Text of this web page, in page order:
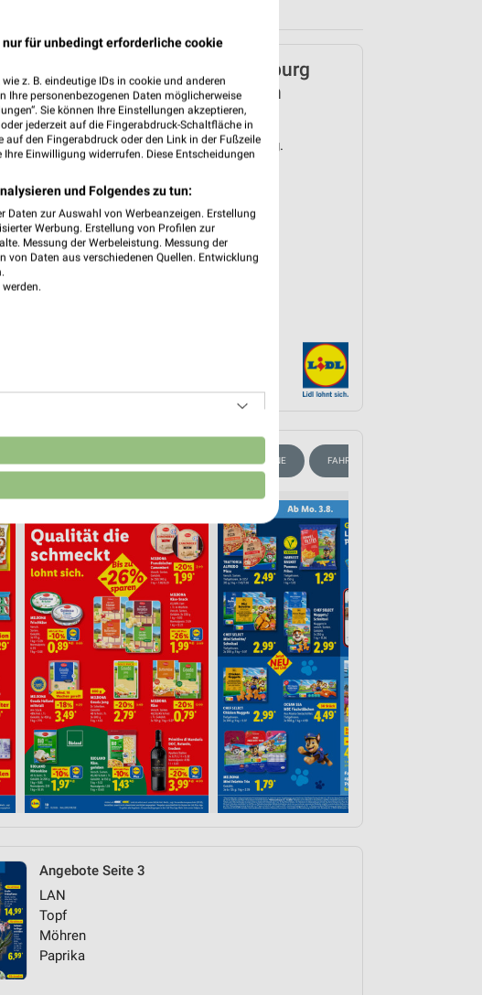
❯
Lidl Prospekt für Freiburg
(Breisgau) ab Mo. den
03.08.
Gültig von 03. Aug. bis 08. Aug.
PROSPEKT BLÄTTERN
HANDY & SMARTPHONE FAHRRAD
Angebote Seite 3
LAN
Topf
Möhren
Paprika
für unbedingt erforderliche cookie
z. B. eindeutige IDs in cookie und anderen
Ihre personenbezogenen Daten möglicherweise
Sie können Ihre Einstellungen akzeptieren,
jederzeit auf die Fingerabdruck-Schaltfläche in
auf den Fingerabdruck oder den Link in der Fußzeile
Ihre Einwilligung widerrufen. Diese Entscheidungen
und Folgendes zu tun:
zur Auswahl von Werbeanzeigen. Erstellung
Werbung. Erstellung von Profilen zur
Messung der Werbeleistung. Messung der
Daten aus verschiedenen Quellen. Entwicklung
aus verschiedenen